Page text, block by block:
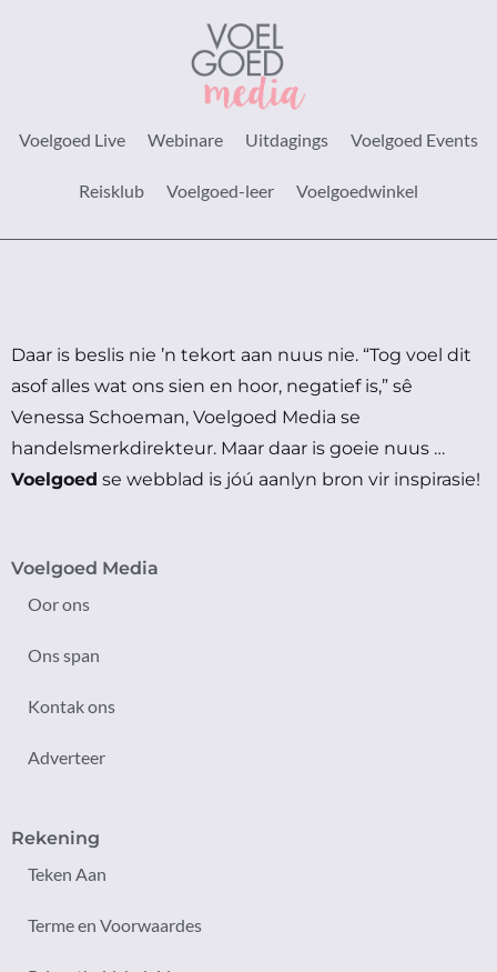
Voelgoed Live Webinare Uitdagings Voelgoed Events
Reisklub Voelgoed-leer Voelgoedwinkel
Daar is beslis nie ’n tekort aan nuus nie. “Tog voel dit
asof alles wat ons sien en hoor, negatief is,” sê
Venessa Schoeman, Voelgoed Media se
handelsmerkdirekteur. Maar daar is goeie nuus …
Voelgoed se webblad is jóú aanlyn bron vir inspirasie!
Voelgoed Media
Oor ons
Ons span
Kontak ons
Adverteer
Rekening
Teken Aan
Terme en Voorwaardes